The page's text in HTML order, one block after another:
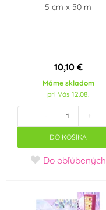
5 cm x 50 m
10,10 €
Máme skladom
pri Vás 12.08.
- +
DO KOŠÍKA
Do obľúbených